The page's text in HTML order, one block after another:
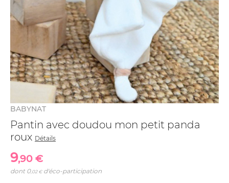
BABYNAT
Pantin avec doudou mon petit panda
roux Détails
9,90 €
dont 0,02 €d'éco-participation